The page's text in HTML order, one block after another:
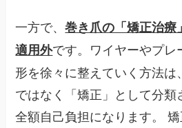
一方で、巻き爪の「矯正治
適用外です。ワイヤーやプレ
形を徐々に整えていく方法は
ではなく「矯正」として分
全額自己負担になります。